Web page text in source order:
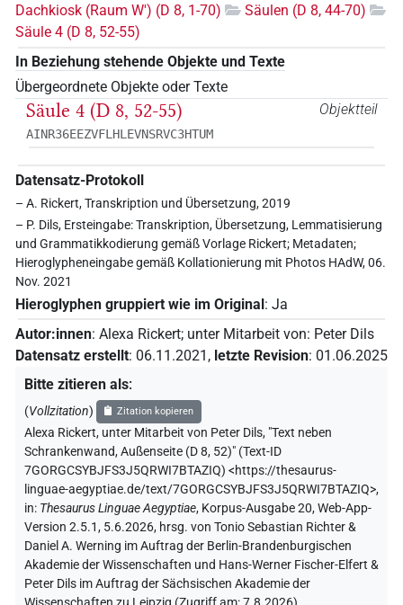
Dachkiosk (Raum W') (D 8, 1-70)
Säulen (D 8, 44-70)
Säule 4 (D 8, 52-55)
In Beziehung stehende Objekte und Texte
Übergeordnete Objekte oder Texte
Objektteil
Säule 4 (D 8, 52-55)
AINR36EEZVFLHLEVNSRVC3HTUM
Datensatz-Protokoll
– A. Rickert, Transkription und Übersetzung, 2019
– P. Dils, Ersteingabe: Transkription, Übersetzung, Lemmatisierung
und Grammatikkodierung gemäß Vorlage Rickert; Metadaten;
Hieroglypheneingabe gemäß Kollationierung mit Photos HAdW, 06.
Nov. 2021
Hieroglyphen gruppiert wie im Original : Ja
Autor:innen: Alexa Rickert; unter Mitarbeit von: Peter Dils
Datensatz erstellt: 06.11.2021 , letzte Revision: 01.06.2025
Bitte zitieren als:
(Vollzitation) Zitation kopieren
Alexa Rickert, unter Mitarbeit von Peter Dils, "Text neben
Schrankenwand, Außenseite (D 8, 52)" (Text-ID
7GORGCSYBJFS3J5QRWI7BTAZIQ) <https://thesaurus-
linguae-aegyptiae.de/text/7GORGCSYBJFS3J5QRWI7BTAZIQ>,
in: Thesaurus Linguae Aegyptiae, Korpus-Ausgabe 20, Web-App-
Version 2.5.1, 5.6.2026, hrsg. von Tonio Sebastian Richter &
Daniel A. Werning im Auftrag der Berlin-Brandenburgischen
Akademie der Wissenschaften und Hans-Werner Fischer-Elfert &
Peter Dils im Auftrag der Sächsischen Akademie der